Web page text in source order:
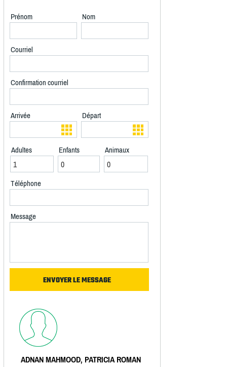
Prénom Nom
Courriel
Confirmation courriel
Arrivée Départ
Adultes Enfants Animaux
Téléphone
Message
ADNAN MAHMOOD, PATRICIA ROMAN